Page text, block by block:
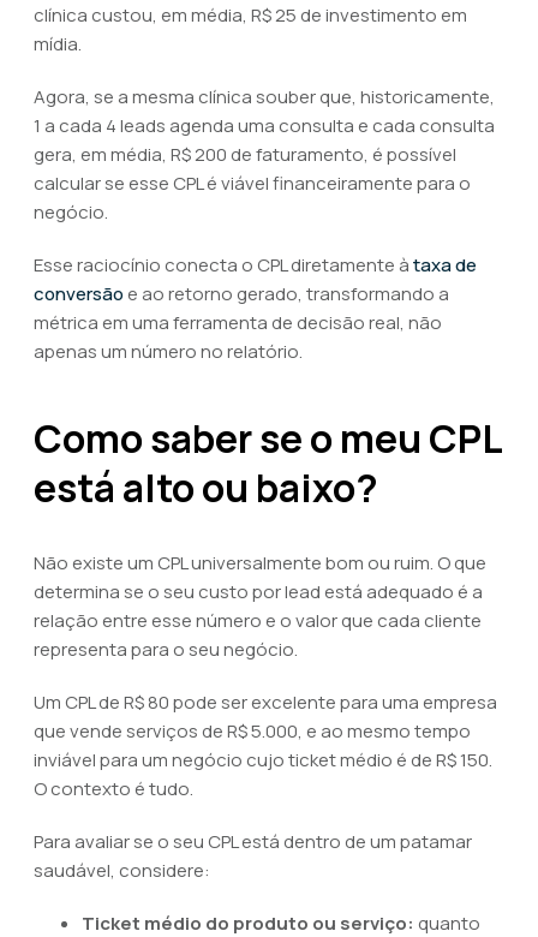
clínica custou, em média, R$ 25 de investimento em
mídia.
Agora, se a mesma clínica souber que, historicamente,
1 a cada 4 leads agenda uma consulta e cada consulta
gera, em média, R$ 200 de faturamento, é possível
calcular se esse CPL é viável financeiramente para o
negócio.
Esse raciocínio conecta o CPL diretamente àtaxa de
conversão e ao retorno gerado, transformando a
métrica em uma ferramenta de decisão real, não
apenas um número no relatório.
Como saber se o meu CPL
está alto ou baixo?
Não existe um CPL universalmente bom ou ruim. O que
determina se o seu custo por lead está adequado é a
relação entre esse número e o valor que cada cliente
representa para o seu negócio.
Um CPL de R$ 80 pode ser excelente para uma empresa
que vende serviços de R$ 5.000, e ao mesmo tempo
inviável para um negócio cujo ticket médio é de R$ 150.
O contexto é tudo.
Para avaliar se o seu CPL está dentro de um patamar
saudável, considere:
Ticket médio do produto ou serviço: quanto